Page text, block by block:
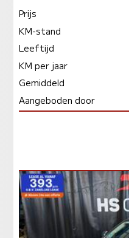
Prijs
KM-stand
Leeftijd
KM per jaar
Gemiddeld
Aangeboden door